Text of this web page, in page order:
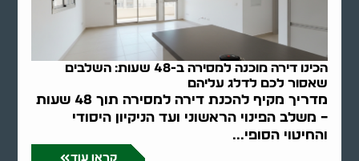
הכינו דירה מוכנה למסירה ב-48 שעות: השלבים
שאסור לכם לדלג עליהם
מדריך מקיף להכנת דירה למסירה תוך 48 שעות
– משלב הפינוי הראשוני ועד הניקיון היסודי
והחיטוי הסופי...
קראו עוד